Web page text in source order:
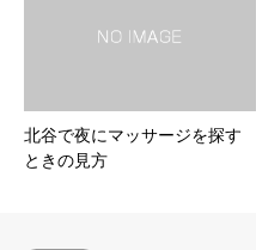
北谷で夜にマッサージを探す
ときの見方